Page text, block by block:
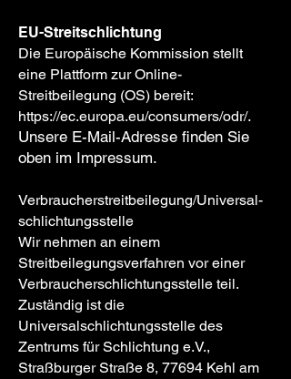
EU-Streitschlichtung
Die Europäische Kommission stellt
eine Plattform zur Online-
Streitbeilegung (OS) bereit:
https://ec.europa.eu/consumers/odr/.
Unsere E-Mail-Adresse finden Sie
oben im Impressum.
Verbraucher­streit­beilegung/Universal­
schlichtungs­stelle
Wir nehmen an einem
Streitbeilegungsverfahren vor einer
Verbraucherschlichtungsstelle teil.
Zuständig ist die
Universalschlichtungsstelle des
Zentrums für Schlichtung e.V.,
Straßburger Straße 8, 77694 Kehl am